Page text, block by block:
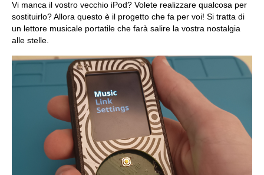
Vi manca il vostro vecchio iPod? Volete realizzare qualcosa per
sostituirlo? Allora questo è il progetto che fa per voi! Si tratta di
un lettore musicale portatile che farà salire la vostra nostalgia
alle stelle.